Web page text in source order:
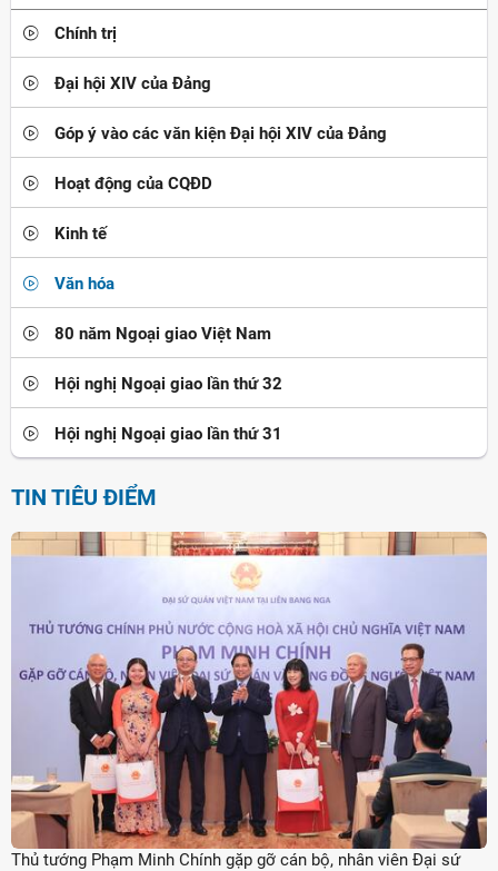
Chính trị
Đại hội XIV của Đảng
Góp ý vào các văn kiện Đại hội XIV của Đảng
Hoạt động của CQĐD
Kinh tế
Văn hóa
80 năm Ngoại giao Việt Nam
Hội nghị Ngoại giao lần thứ 32
Hội nghị Ngoại giao lần thứ 31
TIN TIÊU ĐIỂM
Thủ tướng Phạm Minh Chính gặp gỡ cán bộ, nhân viên Đại sứ